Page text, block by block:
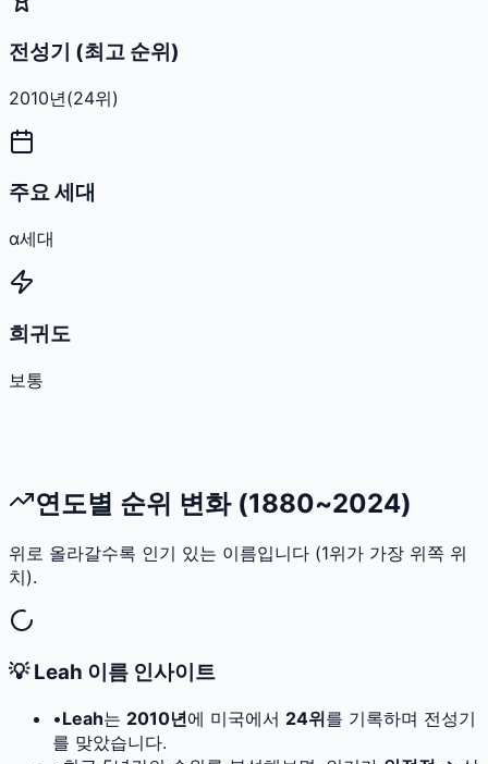
전성기 (최고 순위)
2010년(24위)
주요 세대
α세대
희귀도
보통
연도별 순위 변화 (1880~2024)
위로 올라갈수록 인기 있는 이름입니다 (1위가 가장 위쪽 위
치).
💡Leah 이름 인사이트
•Leah는 2010년에 미국에서 24위를 기록하며 전성기
를 맞았습니다.